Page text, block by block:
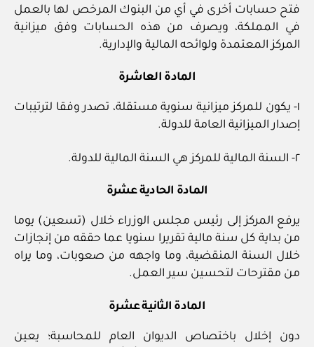
فتح حسابات أخرى في أي من البنوك المرخص لها بالعمل
في المملكة، ويصرف من هذه الحسابات وفق ميزانية
المركز المعتمدة ولوائحه المالية والإدارية.
المادة العاشرة
١‏- يكون للمركز ميزانية سنوية مستقلة، تصدر وفقا لترتيبات
إصدار الميزانية العامة للدولة.
٢‏- السنة المالية للمركز هي السنة المالية للدولة.
المادة الحادية عشرة
يرفع المركز إلى رئيس مجلس الوزراء خلال (تسعين) يوما
من بداية كل سنة مالية تقريرا سنويا عما حققه من إنجازات
خلال السنة المنقضية، وما واجهه من صعوبات، وما يراه
من مقترحات لتحسين سير العمل.
المادة الثانية عشرة
دون إخلال باختصاص الديوان العام للمحاسبة؛ يعين